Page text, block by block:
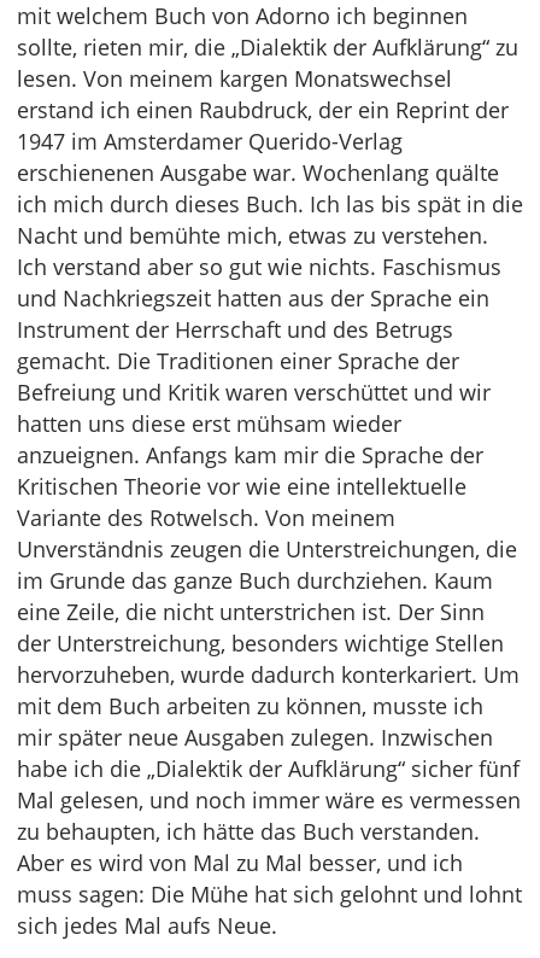
mit welchem Buch von Adorno ich beginnen
sollte, rieten mir, die „Dialektik der Aufklärung“ zu
lesen. Von meinem kargen Monatswechsel
erstand ich einen Raubdruck, der ein Reprint der
1947 im Amsterdamer Querido-Verlag
erschienenen Ausgabe war. Wochenlang quälte
ich mich durch dieses Buch. Ich las bis spät in die
Nacht und bemühte mich, etwas zu verstehen.
Ich verstand aber so gut wie nichts. Faschismus
und Nachkriegszeit hatten aus der Sprache ein
Instrument der Herrschaft und des Betrugs
gemacht. Die Traditionen einer Sprache der
Befreiung und Kritik waren verschüttet und wir
hatten uns diese erst mühsam wieder
anzueignen. Anfangs kam mir die Sprache der
Kritischen Theorie vor wie eine intellektuelle
Variante des Rotwelsch. Von meinem
Unverständnis zeugen die Unterstreichungen, die
im Grunde das ganze Buch durchziehen. Kaum
eine Zeile, die nicht unterstrichen ist. Der Sinn
der Unterstreichung, besonders wichtige Stellen
hervorzuheben, wurde dadurch konterkariert. Um
mit dem Buch arbeiten zu können, musste ich
mir später neue Ausgaben zulegen. Inzwischen
habe ich die „Dialektik der Aufklärung“ sicher fünf
Mal gelesen, und noch immer wäre es vermessen
zu behaupten, ich hätte das Buch verstanden.
Aber es wird von Mal zu Mal besser, und ich
muss sagen: Die Mühe hat sich gelohnt und lohnt
sich jedes Mal aufs Neue.